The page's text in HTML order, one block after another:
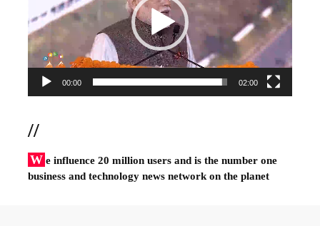
00:00 02:00
//
W e influence 20 million users and is the number one
business and technology news network on the planet